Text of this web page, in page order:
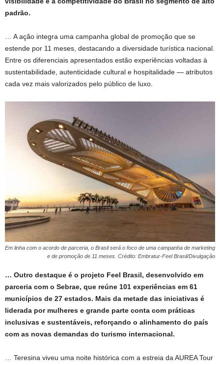
padrão.
… A ação integra uma campanha global de promoção que se
estende por 11 meses, destacando a diversidade turística nacional.
Entre os diferenciais apresentados estão experiências voltadas à
sustentabilidade, autenticidade cultural e hospitalidade — atributos
cada vez mais valorizados pelo público de luxo.
Em linha com o acordo de parceria, o Brasil será o foco de uma campanha de marketing
e de promoção de 11 meses. Crédito: Embratur-Feel Brasil/Divulgação
… Outro destaque é o projeto Feel Brasil, desenvolvido em
parceria com o Sebrae, que reúne 101 experiências em 61
municípios de 27 estados. Mais da metade das iniciativas é
liderada por mulheres e grande parte conta com práticas
inclusivas e sustentáveis, reforçando o alinhamento do país
com as novas demandas do turismo internacional.
… Teresina viveu uma noite histórica com a estreia da AUREA Tour